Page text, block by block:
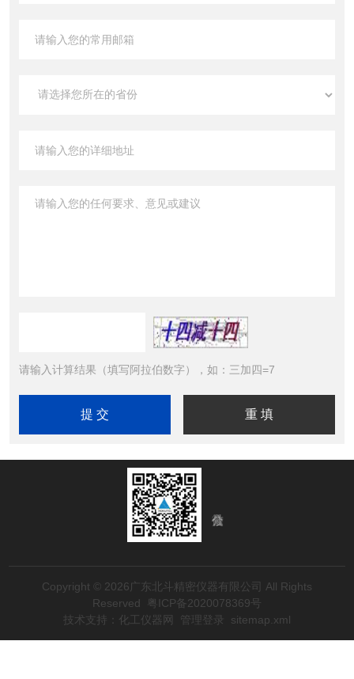
请输入计算结果（填写阿拉伯数字），如：三加四=7
Copyright © 2026广东北斗精密仪器有限公司 All Rights
Reserved
粤ICP备2020078369号
技术支持： 化工仪器网 管理登录 sitemap.xml